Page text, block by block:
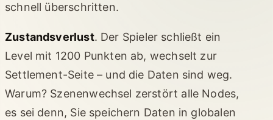
schnell überschritten.
Zustandsverlust. Der Spieler schließt ein
Level mit 1200 Punkten ab, wechselt zur
Settlement-Seite – und die Daten sind weg.
Warum? Szenenwechsel zerstört alle Nodes,
es sei denn, Sie speichern Daten in globalen